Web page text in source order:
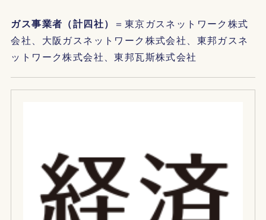
ガス事業者（計四社）
＝東京ガスネットワーク株式
会社、大阪ガスネットワーク株式会社、東邦ガスネ
ットワーク株式会社、東邦瓦斯株式会社